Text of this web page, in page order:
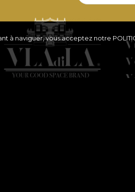
à naviguer, vous acceptez notre